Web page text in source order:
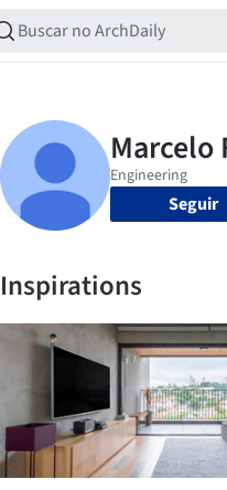
Seguir
Inspirations